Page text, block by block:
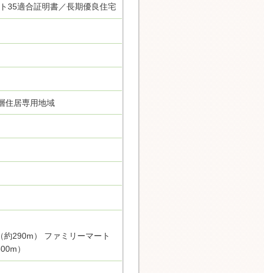
35適合証明書／長期優良住宅
住居専用地域
290m） ファミリーマート
）